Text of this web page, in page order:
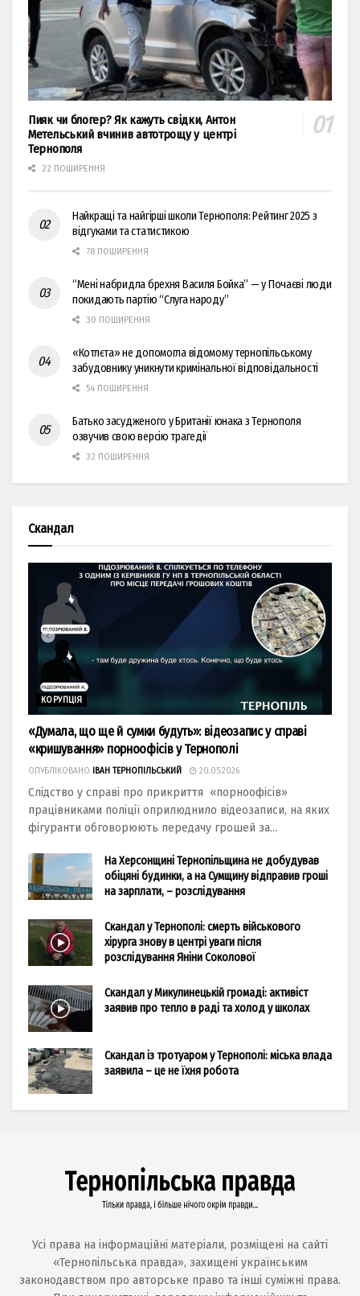
Пияк чи блогер? Як кажуть свідки, Антон
Метельський вчинив автотрощу у центрі
Тернополя
22 ПОШИРЕННЯ
Найкращі та найгірші школи Тернополя: Рейтинг 2025 з
відгуками та статистикою
78 ПОШИРЕННЯ
“Мені набридла брехня Василя Бойка” — у Почаєві люди
покидають партію “Слуга народу”
30 ПОШИРЕННЯ
«Котлєта» не допомогла відомому тернопільському
забудовнику уникнути кримінальної відповідальності
54 ПОШИРЕННЯ
Батько засудженого у Британії юнака з Тернополя
озвучив свою версію трагедії
32 ПОШИРЕННЯ
Скандал
КОРУПЦІЯ
«Думала, що ще й сумки будуть»: відеозапис у справі
«кришування» порноофісів у Тернополі
ОПУБЛІКОВАНО ІВАН ТЕРНОПІЛЬСЬКИЙ 20.05.2026
Слідство у справі про прикриття «порноофісів»
працівниками поліції оприлюднило відеозаписи, на яких
фігуранти обговорюють передачу грошей за...
На Херсонщині Тернопільщина не добудував
обіцяні будинки, а на Сумщину відправив гроші
на зарплати, – розслідування
Скандал у Тернополі: смерть військового
хірурга знову в центрі уваги після
розслідування Яніни Соколової
Скандал у Микулинецькій громаді: активіст
заявив про тепло в раді та холод у школах
Скандал із тротуаром у Тернополі: міська влада
заявила – це не їхня робота
Усі права на інформаційні матеріали, розміщені на сайті
«Тернопільська правда», захищені українським
законодавством про авторське право та інші суміжні права.